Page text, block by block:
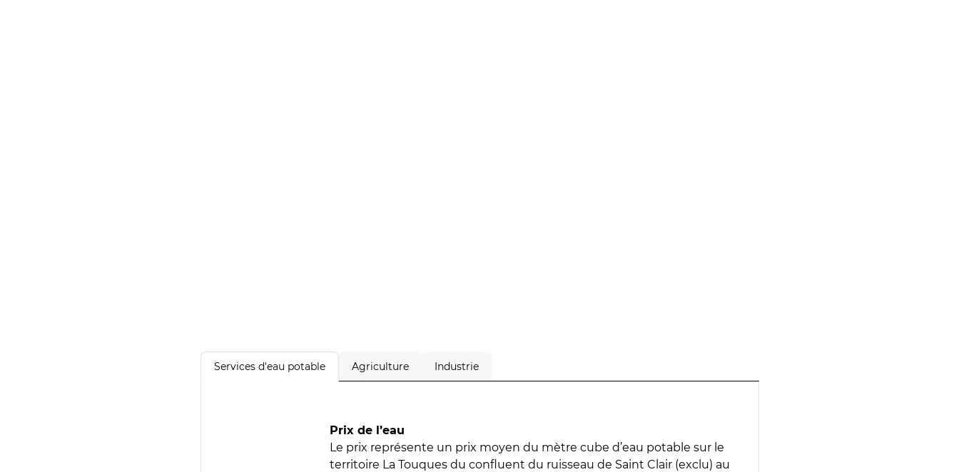
Services d'eau potable Agriculture Industrie
Prix de l’eau
Le prix représente un prix moyen du mètre cube d’eau potable sur le
territoire La Touques du confluent du ruisseau de Saint Clair (exclu) au